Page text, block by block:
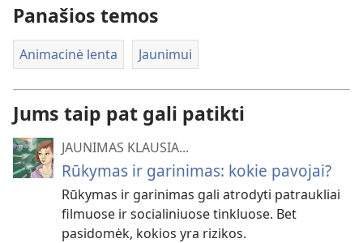
Panašios temos
Animacinė lenta Jaunimui
Jums taip pat gali patikti
JAUNIMAS KLAUSIA...
Rūkymas ir garinimas: kokie pavojai?
Rūkymas ir garinimas gali atrodyti patraukliai
filmuose ir socialiniuose tinkluose. Bet
pasidomėk, kokios yra rizikos.